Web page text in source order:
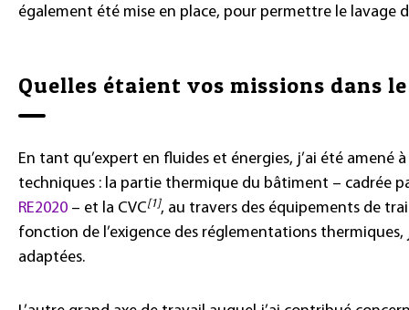
également été mise en place, pour permettre le lavage
Quelles étaient vos missions dans le
En tant qu’expert en fluides et énergies, j’ai été amené
techniques : la partie thermique du bâtiment – cadrée
RE2020 – et la CVC[1], au travers des équipements de
fonction de l’exigence des réglementations
adaptées.